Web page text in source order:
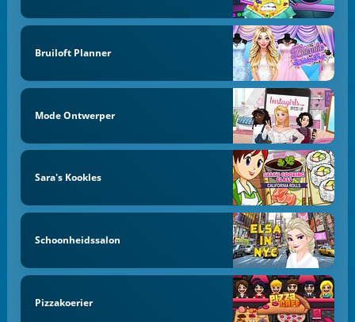
Bruiloft Planner
Mode Ontwerper
Sara's Kookles
Schoonheidssalon
Pizzakoerier